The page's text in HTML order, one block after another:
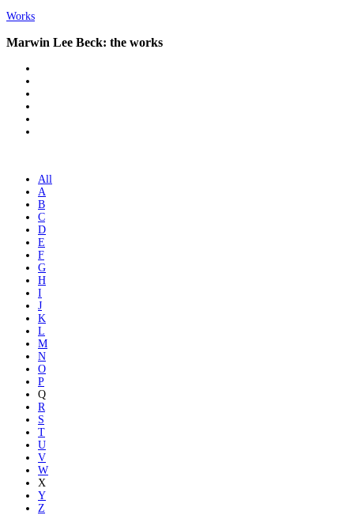
Works
Marwin Lee Beck: the works
All
A
B
C
D
E
F
G
H
I
J
K
L
M
N
O
P
Q
R
S
T
U
V
W
X
Y
Z